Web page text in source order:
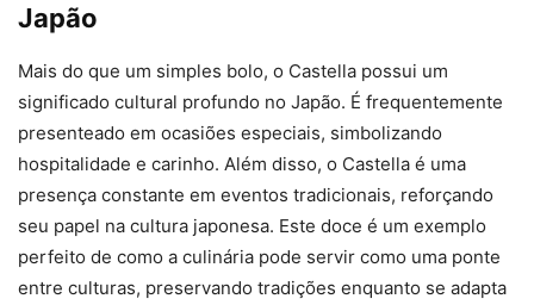
Japão
Mais do que um simples bolo, o Castella possui um
significado cultural profundo no Japão. É frequentemente
presenteado em ocasiões especiais, simbolizando
hospitalidade e carinho. Além disso, o Castella é uma
presença constante em eventos tradicionais, reforçando
seu papel na cultura japonesa. Este doce é um exemplo
perfeito de como a culinária pode servir como uma ponte
entre culturas, preservando tradições enquanto se adapta